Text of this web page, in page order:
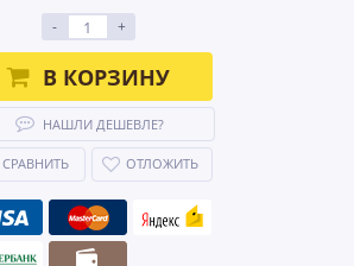
-
+
В КОРЗИНУ
НАШЛИ ДЕШЕВЛЕ?
СРАВНИТЬ ОТЛОЖИТЬ